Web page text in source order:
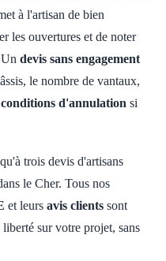
à l'artisan de bien
les ouvertures et de noter
devis sans engagement
le nombre de vantaux,
conditions d'annulation si
trois devis d'artisans
le Cher. Tous nos
et leurs avis clients sont
sur votre projet, sans